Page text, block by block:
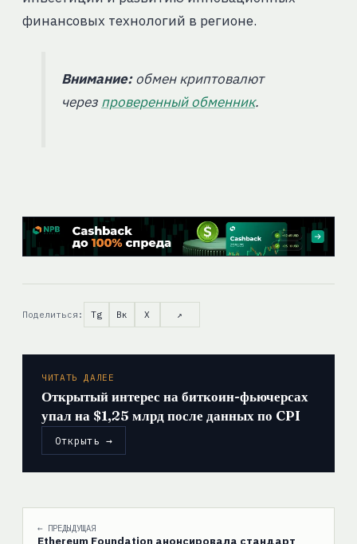
финансовых технологий в регионе.
Внимание:обмен криптовалют
через проверенный обменник.
Поделиться: Tg Вк X ↗
ЧИТАТЬ ДАЛЕЕ
Открытый интерес на биткоин-фьючерсах
упал на $1,25 млрд после данных по CPI
Открыть →
← ПРЕДЫДУЩАЯ
Ethereum Foundation анонсировала стандарт